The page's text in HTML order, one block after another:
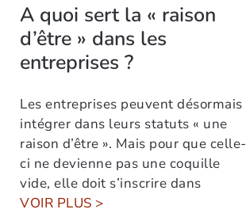
A quoi sert la « raison
d’être » dans les
entreprises ?
Les entreprises peuvent désormais
intégrer dans leurs statuts « une
raison d’être ». Mais pour que celle-
ci ne devienne pas une coquille
vide, elle doit s’inscrire dans
VOIR PLUS >